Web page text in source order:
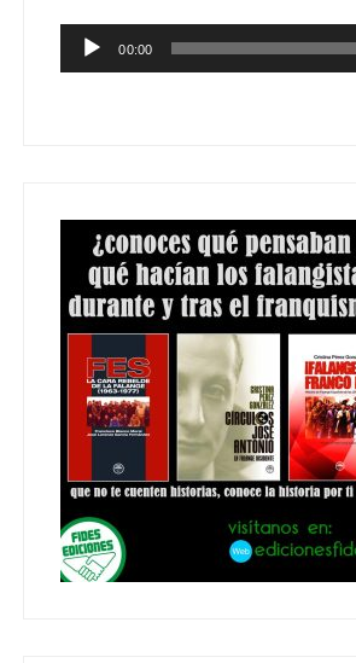
Reproductor
de
00:00